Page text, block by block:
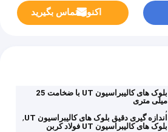
اکنون تماس بگیرید
بلوک های کالیبراسیون UT با ضخامت 25
میلی متری
,
اندازه گیری دقیق بلوک های کالیبراسیون UT
,
بلوک های کالیبراسیون UT فولاد کربن